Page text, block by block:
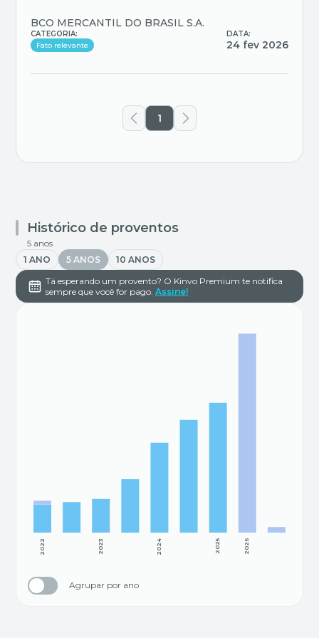
BCO MERCANTIL DO BRASIL S.A.
CATEGORIA:
Fato relevante
DATA:
24 fev 2026
1
Histórico de proventos
5 anos
1 ANO
5 ANOS
10 ANOS
Tá esperando um provento? O Kinvo Premium te notifica
sempre que você for pago. Assine!
2026
2025
2024
2023
2022
Agrupar por ano